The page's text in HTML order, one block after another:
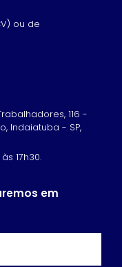
ou de
116 -
Indaiatuba - SP,
17h30.
em